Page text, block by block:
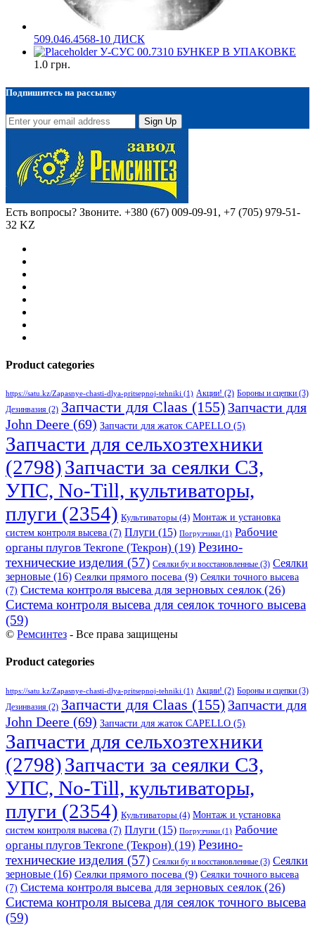
509.046.4568-10 ДИСК
У-СУС 00.7310 БУНКЕР В УПАКОВКЕ
1.0 грн.
Подпишитесь на рассылку
Sign Up
Есть вопросы? Звоните. +380 (67) 009-09-91, +7 (705) 979-51-
32 KZ
Product categories
https://satu.kz/Zapasnye-chasti-dlya-pritsepnoj-tehniki (1) Акции! (2) Бороны и сцепки (3)
Дезинвазия (2) Запчасти для Claas (155) Запчасти для
John Deere (69) Запчасти для жаток CAPELLO (5)
Запчасти для сельхозтехники
(2798)Запчасти за сеялки СЗ,
УПС, No-Till, культиваторы,
плуги (2354) Культиваторы (4) Монтаж и установка
систем контроля высева (7) Плуги (15) Погрузчики (1) Рабочие
органы плугов Текrоne (Текрон) (19) Резино-
технические изделия (57) Сеялки бу и восстановленные (3) Сеялки
зерновые (16) Сеялки прямого посева (9) Сеялки точного высева
(7) Система контроля высева для зерновых сеялок(26)
Система контроля высева для сеялок точного высева
(59)
© Ремсинтез - Все права защищены
Product categories
https://satu.kz/Zapasnye-chasti-dlya-pritsepnoj-tehniki (1) Акции! (2) Бороны и сцепки (3)
Дезинвазия (2) Запчасти для Claas (155) Запчасти для
John Deere (69) Запчасти для жаток CAPELLO (5)
Запчасти для сельхозтехники
(2798)Запчасти за сеялки СЗ,
УПС, No-Till, культиваторы,
плуги (2354) Культиваторы (4) Монтаж и установка
систем контроля высева (7) Плуги (15) Погрузчики (1) Рабочие
органы плугов Текrоne (Текрон) (19) Резино-
технические изделия (57) Сеялки бу и восстановленные (3) Сеялки
зерновые (16) Сеялки прямого посева (9) Сеялки точного высева
(7) Система контроля высева для зерновых сеялок (26)
Система контроля высева для сеялок точного высева
(59)